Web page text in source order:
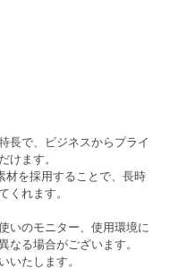
長で、ビジネスからプライ
けます。
材を採用することで、長時
くれます。
いのモニター、使用環境に
なる場合がございます。
いたします。